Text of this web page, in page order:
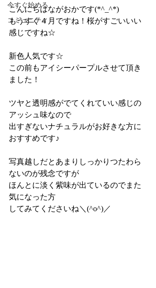
今すぐ始める
コミュニティ
こんにちはながおかです(*^_^*)
もうすぐ４月ですね！桜がすごいいい
感じですね☆
新色人気です☆
この前もアイシーパープルさせて頂き
ました！
ツヤと透明感がでてくれていい感じの
アッシュ味なので
出すぎないナチュラルがお好きな方に
おすすめです♪
写真越しだとあまりしっかりつたわら
ないのが残念ですが
ほんとに淡く紫味が出ているのでまた
気になった方
してみてくださいね＼(^o^)／